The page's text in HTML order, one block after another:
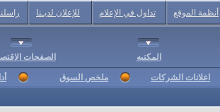
أنظمة الموقع تداول في الإعلام للإعلان لديـنا
المكتبه الصفحات
اعلانات الشركات ملخص السوق